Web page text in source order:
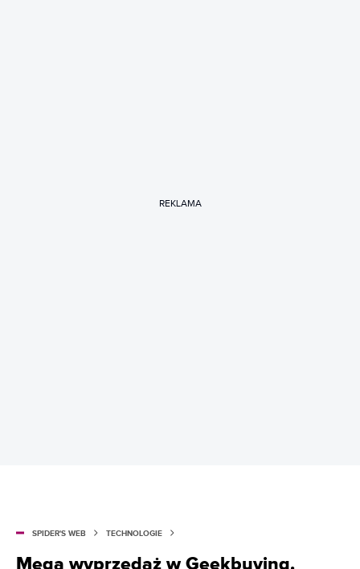
REKLAMA
SPIDER'S WEB TECHNOLOGIE
Mega wyprzedaż w Geekbuying.